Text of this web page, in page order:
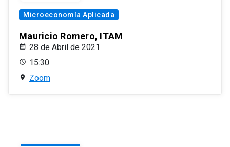
Microeconomía Aplicada
Mauricio Romero, ITAM
28 de Abril de 2021
15:30
Zoom